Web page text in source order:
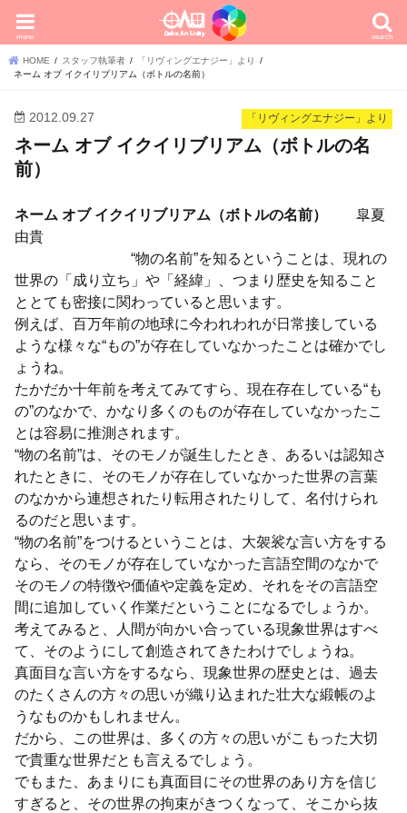
search
menu
HOME スタッフ執筆者
「リヴィングエナジー」より
ネーム オブ イクイリブリアム（ボトルの名前）
「リヴィングエナジー」より
2012.09.27
ネーム オブ イクイリブリアム（ボトルの名
前）
ネーム オブ イクイリブリアム（ボトルの名前）
皐夏
由貴
“物の名前”を知るということは、現れの
世界の「成り立ち」や「経緯」、つまり歴史を知ること
ととても密接に関わっていると思います。
例えば、百万年前の地球に今われわれが日常接している
ような様々な“もの”が存在していなかったことは確かでし
ょうね。
たかだか十年前を考えてみてすら、現在存在している“も
の”のなかで、かなり多くのものが存在していなかったこ
とは容易に推測されます。
“物の名前”は、そのモノが誕生したとき、あるいは認知さ
れたときに、そのモノが存在していなかった世界の言葉
のなかから連想されたり転用されたりして、名付けられ
るのだと思います。
“物の名前”をつけるということは、大袈裟な言い方をする
なら、そのモノが存在していなかった言語空間のなかで
そのモノの特徴や価値や定義を定め、それをその言語空
間に追加していく作業だということになるでしょうか。
考えてみると、人間が向かい合っている現象世界はすべ
て、そのようにして創造されてきたわけでしょうね。
真面目な言い方をするなら、現象世界の歴史とは、過去
のたくさんの方々の思いが織り込まれた壮大な緞帳のよ
うなものかもしれません。
だから、この世界は、多くの方々の思いがこもった大切
で貴重な世界だとも言えるでしょう。
でもまた、あまりにも真面目にその世界のあり方を信じ
すぎると、その世界の拘束がきつくなって、そこから抜